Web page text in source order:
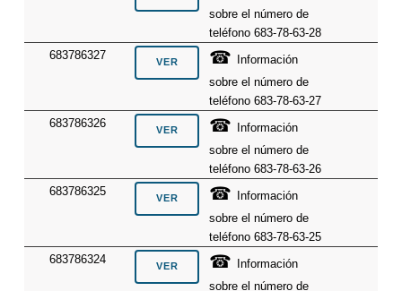
sobre el número de
teléfono 683-78-63-28
683786327
☎
Información
sobre el número de
teléfono 683-78-63-27
683786326
☎
Información
sobre el número de
teléfono 683-78-63-26
683786325
☎
Información
sobre el número de
teléfono 683-78-63-25
683786324
☎
Información
sobre el número de